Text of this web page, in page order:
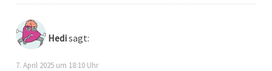
Hedisagt:
7. April 2025 um 18:10 Uhr